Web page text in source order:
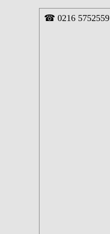
☎ 0216 5752559